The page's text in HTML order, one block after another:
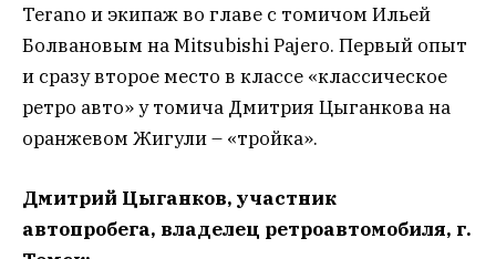
Terano и экипаж во главе с томичом Ильей
Болвановым на Mitsubishi Pajerо. Первый опыт
и сразу второе место в классе «классическое
ретро авто» у томича Дмитрия Цыганкова на
оранжевом Жигули – «тройка».
Дмитрий Цыганков, участник
автопробега, владелец ретроавтомобиля, г.